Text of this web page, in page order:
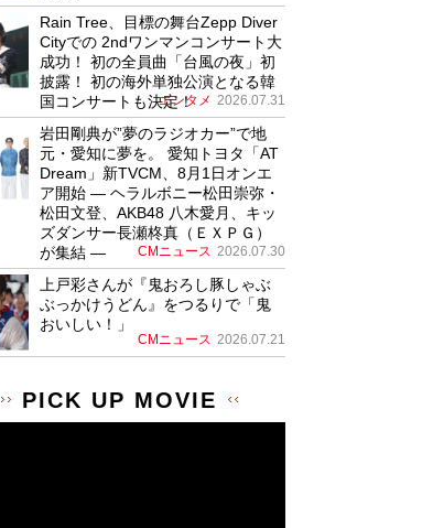
Rain Tree、目標の舞台Zepp Diver
Cityでの 2ndワンマンコンサート大
成功！ 初の全員曲「台風の夜」初
披露！ 初の海外単独公演となる韓
国コンサートも決定！
エンタメ 2026.07.31
岩田剛典が”夢のラジオカー”で地
元・愛知に夢を。 愛知トヨタ「AT
Dream」新TVCM、8月1日オンエ
ア開始 ― ヘラルボニー松田崇弥・
松田文登、AKB48 八木愛月、キッ
ズダンサー長瀬柊真（ＥＸＰＧ）
が集結 ―
CMニュース 2026.07.30
上戸彩さんが『鬼おろし豚しゃぶ
ぶっかけうどん』をつるりで「鬼
おいしい！」
CMニュース 2026.07.21
PICK UP MOVIE